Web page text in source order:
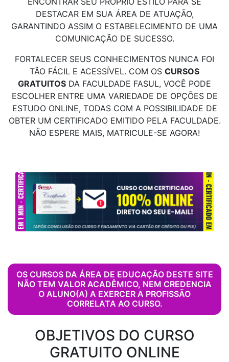
DESTACAR EM SUA ÁREA DE ATUAÇÃO,
GARANTINDO ASSIM O ESTABELECIMENTO DE UMA
COMUNICAÇÃO DE SUCESSO.
FORTALECER SEUS CONHECIMENTOS NUNCA FOI
TÃO FÁCIL E ACESSÍVEL. COM OS CURSOS
GRATUITOS DA FACULDADE FASUL, VOCÊ PODE
ESCOLHER ENTRE UMA VARIEDADE DE OPÇÕES DE
ESTUDO ONLINE, TODAS COM A POSSIBILIDADE DE
OBTER UM CERTIFICADO EMITIDO PELA FACULDADE.
NÃO ESPERE MAIS, MATRICULE-SE AGORA!
OS CURSOS DA ÁREA DE EDUCAÇÃO DESTE SITE
NÃO TEM VALOR ACADÊMICO, NEM CREDENCIA
O ALUNO(A) A EXERCER A PROFISSÃO
CORRELATA AO CURSO.
OBJETIVOS DO CURSO
GRATUITO ONLINE